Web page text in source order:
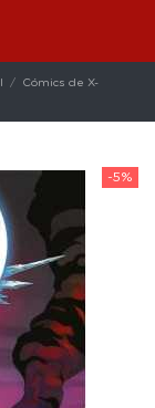
Cómics de X-
-5%